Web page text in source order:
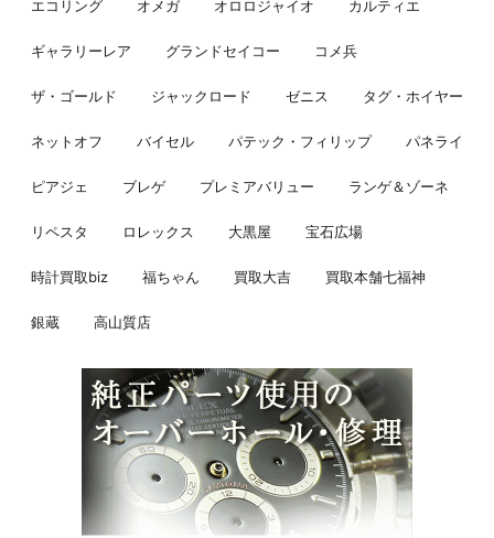
エコリング オメガ オロロジャイオ カルティエ
ギャラリーレア グランドセイコー コメ兵
ザ・ゴールド ジャックロード ゼニス タグ・ホイヤー
ネットオフ バイセル パテック・フィリップ パネライ
ピアジェ ブレゲ プレミアバリュー ランゲ＆ゾーネ
リペスタ ロレックス 大黒屋 宝石広場
時計買取biz 福ちゃん 買取大吉 買取本舗七福神
銀蔵 高山質店